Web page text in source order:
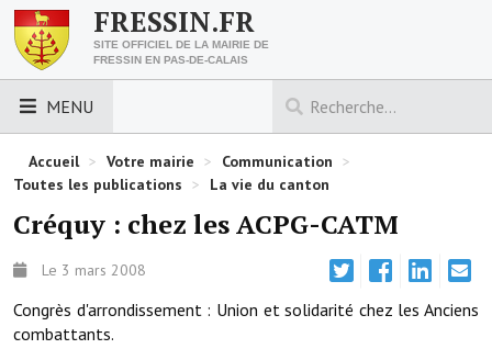
FRESSIN.FR
SITE OFFICIEL DE LA MAIRIE DE
FRESSIN EN PAS-DE-CALAIS
MENU
LES ESSENTIELS
Découvrez Fressin
Urbanisme
Nous contacter
Accueil > Votre mairie > Communication >
Toutes les publications > La vie du canton
Créquy : chez les ACPG-CATM
Le 3 mars 2008
Congrès d'arrondissement : Union et solidarité chez les Anciens
combattants.